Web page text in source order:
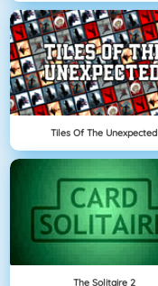
Tiles Of The Unexpected
The Solitaire 2